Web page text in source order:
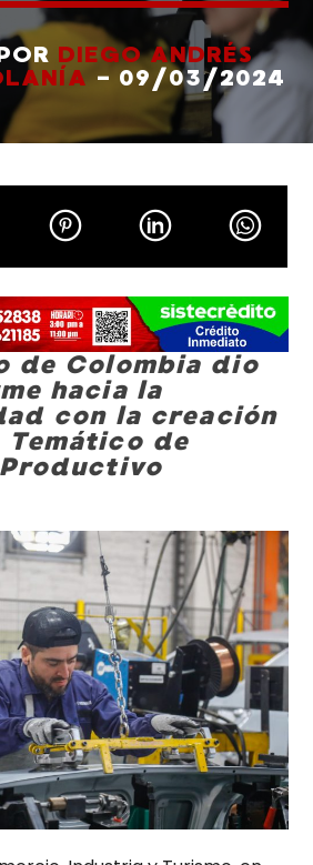
DIEGO ANDRÉS
- 09/03/2024
de Colombia dio
hacia la
con la creación
de